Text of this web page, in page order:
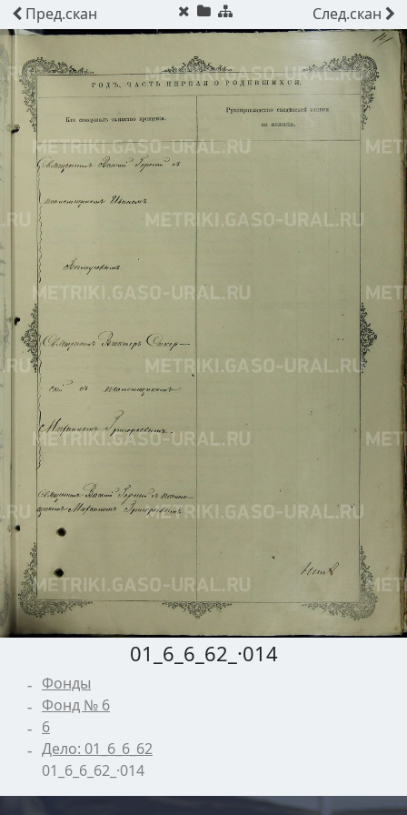
Пред.скан След.скан
01_6_6_62_·014
Фонды
Фонд № 6
6
Дело: 01_6_6_62
01_6_6_62_·014